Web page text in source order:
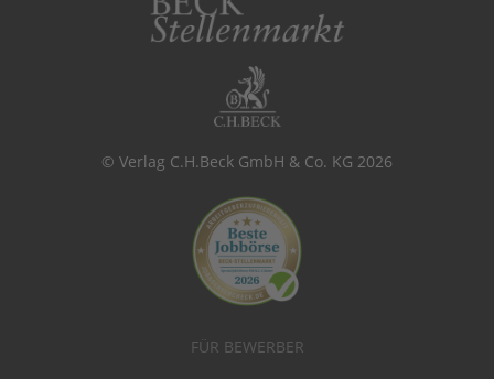
© Verlag C.H.Beck GmbH & Co. KG 2026
FÜR BEWERBER